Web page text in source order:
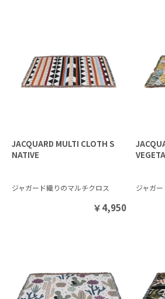
JACQUARD MULTI CLOTH S
NATIVE
ジャガード織りのマルチクロス
￥4,950
ジャガ